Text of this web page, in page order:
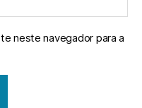
neste navegador para a